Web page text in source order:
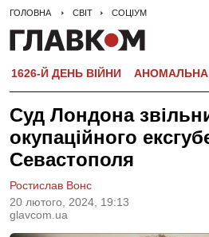
ГОЛОВНА СВІТ СОЦІУМ
1626-Й ДЕНЬ ВІЙНИ АНОМАЛЬНА
Суд Лондона
окупаційного
Севастополя
20 лютого, 2024, 19:13
glavcom.ua
Ростислав Вонс